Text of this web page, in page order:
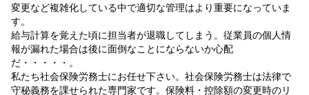
変更など複雑化している中で適切な管理はより重要になっていま
す。
給与計算を覚えた頃に担当者が退職してしまう。従業員の個人情
報が漏れた場合は後に面倒なことにならないか心配
だ・・・・・。
私たち社会保険労務士にお任せ下さい。社会保険労務士は法律で
守秘義務を課せられた専門家です。保険料・控除額の変更時のリ